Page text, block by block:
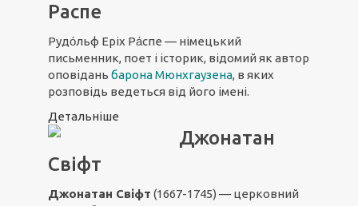
Распе
Рудо́льф Еріх Ра́спе — німецький
письменник, поет і історик, відомий як автор
оповідань барона Мюнхгаузена, в яких
розповідь ведеться від його імені.
Детальніше
Джонатан
Свіфт
Джонатан Свіфт (1667-1745) — церковний